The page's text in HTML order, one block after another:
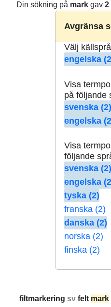
Din sökning på markgav 2
Avgränsa
Välj
engelska
Visa
på följande
svenska (2)
engelska
Visa
följande
svenska (2)
engelska
tyska (2)
franska (2)
danska (2)
norska (2)
finska (2)
filtmarkeringsvfelt mark